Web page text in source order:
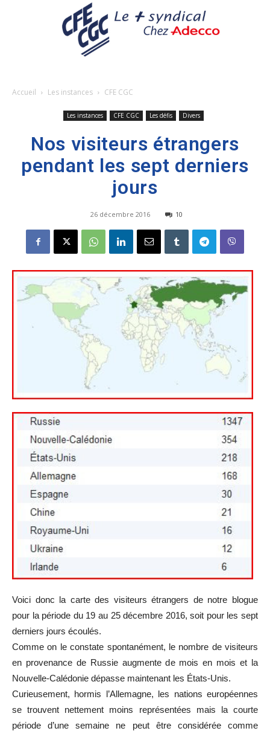
Accueil Les instances CFE CGC
Les instances CFE CGC Les défis Divers
Nos visiteurs étrangers
pendant les sept derniers
jours
26 décembre 2016 10
Voici donc la carte des visiteurs étrangers de notre blogue
pour la période du 19 au 25 décembre 2016, soit pour les sept
derniers jours écoulés.
Comme on le constate spontanément, le nombre de visiteurs
en provenance de Russie augmente de mois en mois et la
Nouvelle-Calédonie dépasse maintenant les États-Unis.
Curieusement, hormis l’Allemagne, les nations européennes
se trouvent nettement moins représentées mais la courte
période d’une semaine ne peut être considérée comme